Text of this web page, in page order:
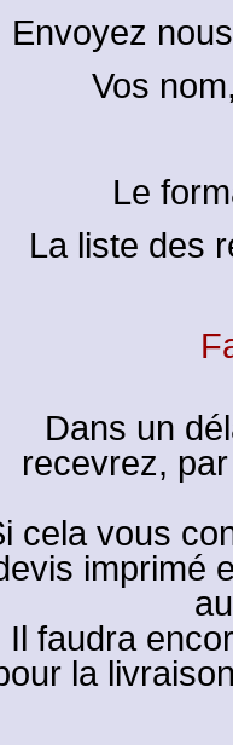
Envoyez
Vos
Le
La liste des
Dans un
recevrez,
cela vous
imprimé
Il faudra
la